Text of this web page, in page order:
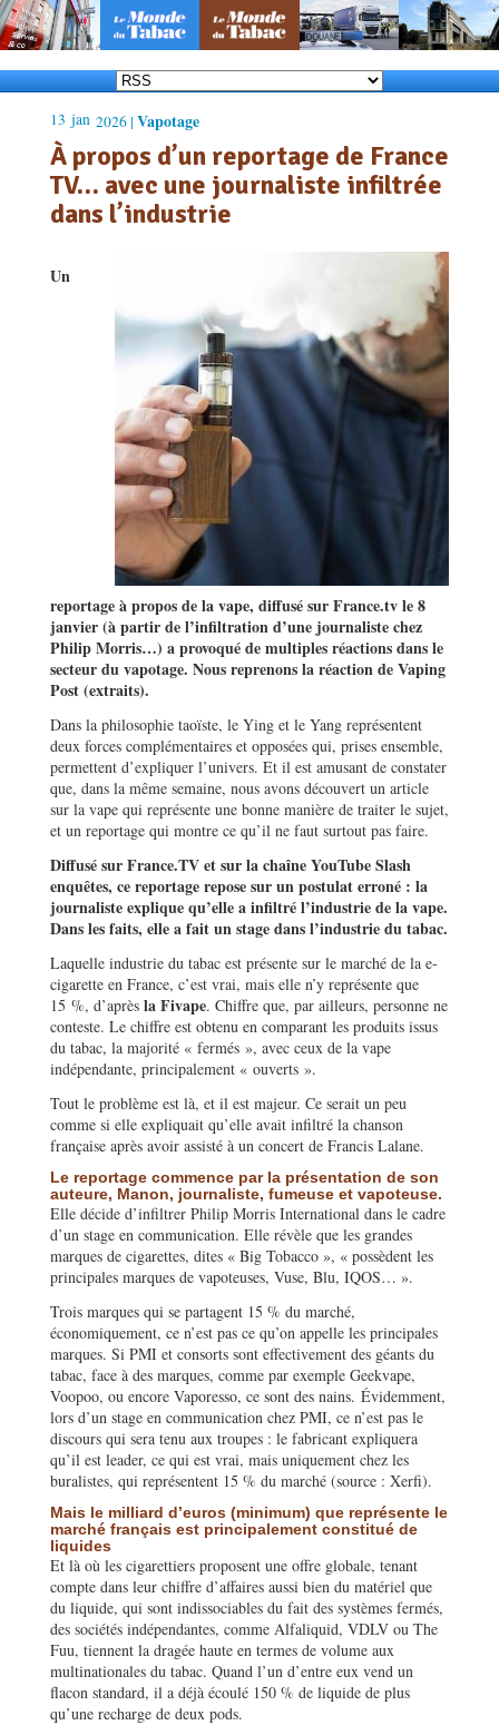
13 jan 2026 | Vapotage
À propos d’un reportage de France
TV… avec une journaliste infiltrée
dans l’industrie
Un
reportage à propos de la vape, diffusé sur France.tv le 8
janvier (à partir de l’infiltration d’une journaliste chez
Philip Morris…) a provoqué de multiples réactions dans le
secteur du vapotage. Nous reprenons la réaction de Vaping
Post (extraits).
Dans la philosophie taoïste, le Ying et le Yang représentent
deux forces complémentaires et opposées qui, prises ensemble,
permettent d’expliquer l’univers. Et il est amusant de constater
que, dans la même semaine, nous avons découvert un article
sur la vape qui représente une bonne manière de traiter le sujet,
et un reportage qui montre ce qu’il ne faut surtout pas faire.
Diffusé sur France.TV et sur la chaîne YouTube Slash
enquêtes, ce reportage repose sur un postulat erroné : la
journaliste explique qu’elle a infiltré l’industrie de la vape.
Dans les faits, elle a fait un stage dans l’industrie du tabac.
Laquelle industrie du tabac est présente sur le marché de la e-
cigarette en France, c’est vrai, mais elle n’y représente que
15 %, d’après la Fivape. Chiffre que, par ailleurs, personne ne
conteste. Le chiffre est obtenu en comparant les produits issus
du tabac, la majorité « fermés », avec ceux de la vape
indépendante, principalement « ouverts ».
Tout le problème est là, et il est majeur. Ce serait un peu
comme si elle expliquait qu’elle avait infiltré la chanson
française après avoir assisté à un concert de Francis Lalane.
Le reportage commence par la présentation de son
auteure, Manon, journaliste, fumeuse et vapoteuse.
Elle décide d’infiltrer Philip Morris International dans le cadre
d’un stage en communication. Elle révèle que les grandes
marques de cigarettes, dites « Big Tobacco », « possèdent les
principales marques de vapoteuses, Vuse, Blu, IQOS… ».
Trois marques qui se partagent 15 % du marché,
économiquement, ce n’est pas ce qu’on appelle les principales
marques. Si PMI et consorts sont effectivement des géants du
tabac, face à des marques, comme par exemple Geekvape,
Voopoo, ou encore Vaporesso, ce sont des nains. Évidemment,
lors d’un stage en communication chez PMI, ce n’est pas le
discours qui sera tenu aux troupes : le fabricant expliquera
qu’il est leader, ce qui est vrai, mais uniquement chez les
buralistes, qui représentent 15 % du marché (source : Xerfi).
Mais le milliard d’euros (minimum) que représente le
marché français est principalement constitué de
liquides
Et là où les cigarettiers proposent une offre globale, tenant
compte dans leur chiffre d’affaires aussi bien du matériel que
du liquide, qui sont indissociables du fait des systèmes fermés,
des sociétés indépendantes, comme Alfaliquid, VDLV ou The
Fuu, tiennent la dragée haute en termes de volume aux
multinationales du tabac. Quand l’un d’entre eux vend un
flacon standard, il a déjà écoulé 150 % de liquide de plus
qu’une recharge de deux pods.